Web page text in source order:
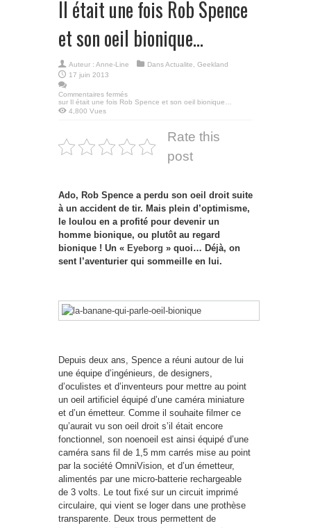
Il était une fois Rob Spence
et son oeil bionique…
Auteur : Anne-Line DansActualite
Geekland
17 juin 2013
Commentaires fermés
sur Il était une fois Rob Spence et son oeil bionique…
4,800 Vues
Rate this
post
Ado, Rob Spence a perdu son oeil droit suite
à un accident de tir. Mais plein d’optimisme,
le loulou en a profité pour devenir un
homme bionique, ou plutôt au regard
bionique ! Un « Eyeborg » quoi… Déjà, on
sent l’aventurier qui sommeille en lui.
Depuis deux ans, Spence a réuni autour de lui
une équipe d’ingénieurs, de designers,
d’oculistes et d’inventeurs pour mettre au point
un oeil artificiel équipé d’une caméra miniature
et d’un émetteur. Comme il souhaite filmer ce
qu’aurait vu son oeil droit s’il était encore
fonctionnel, son noenoeil est ainsi équipé d’une
caméra sans fil de 1,5 mm carrés mise au point
par la société OmniVision, et d’un émetteur,
alimentés par une micro-batterie rechargeable
de 3 volts. Le tout fixé sur un circuit imprimé
circulaire, qui vient se loger dans une prothèse
transparente. Deux trous permettent de